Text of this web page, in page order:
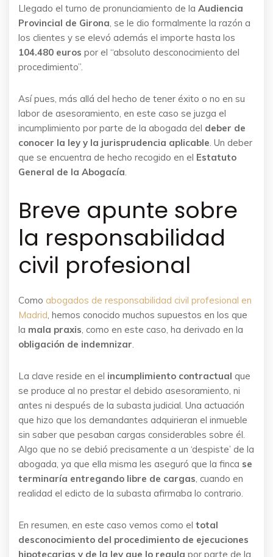
Llegado el turno de pronunciamiento de la Audiencia
Provincial de Girona, se le dio formalmente la razón a
los clientes y se elevó además el importe hasta los
104.480 euros por el “absoluto desconocimiento del
procedimiento”.
Así pues, más allá del hecho de tener éxito o no en su
labor de asesoramiento, en este caso se juzga el
incumplimiento por parte de la abogada del deber de
conocer la ley y la jurisprudencia aplicable. Un deber
que se encuentra de hecho recogido en el Estatuto
General de la Abogacía.
Breve apunte sobre
la responsabilidad
civil profesional
Como abogados de responsabilidad civil profesional en
Madrid, hemos conocido muchos supuestos en los que
la mala praxis, como en este caso, ha derivado en la
obligación de indemnizar.
La clave reside en el incumplimiento contractual que
se produce al no prestar el debido asesoramiento, ni
antes ni después de la subasta judicial. Una actuación
que hizo que los demandantes adquirieran el inmueble
sin saber que pesaban cargas considerables sobre él.
Algo que no se debió precisamente a un ‘despiste’ de la
abogada, ya que ella misma les aseguró que la finca se
terminaría entregando libre de cargas, cuando en
realidad el edicto de la subasta afirmaba lo contrario.
En resumen, en este caso vemos como el total
desconocimiento del procedimiento de ejecuciones
hipotecarias y de la ley que lo regula por parte de la